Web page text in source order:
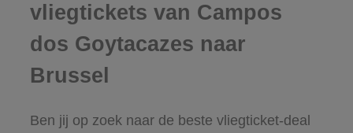
vliegtickets van Campos
dos Goytacazes naar
Brussel
Ben jij op zoek naar de beste vliegticket-deal